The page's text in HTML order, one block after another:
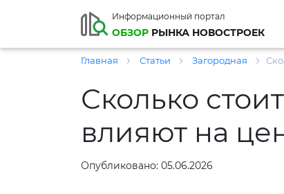
Информационный портал
ОБЗОР РЫНКА НОВОСТРОЕК
Главная Статьи Загородная
Сколько
влияют на
Опубликовано: 05.06.2026